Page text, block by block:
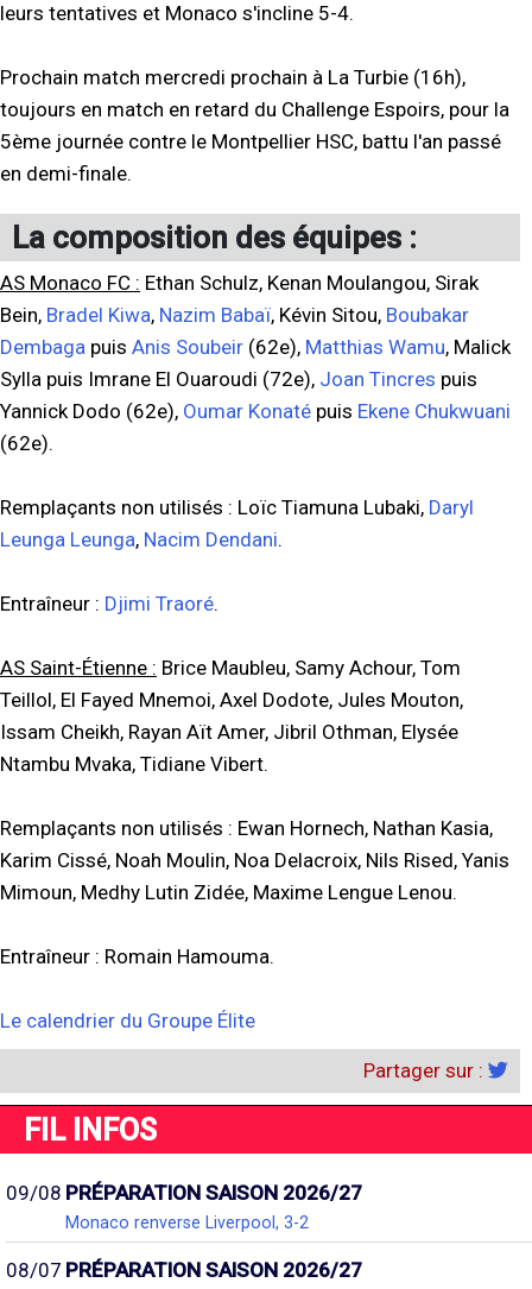
leurs tentatives et Monaco s'incline 5-4.
Prochain match mercredi prochain à La Turbie (16h),
toujours en match en retard du Challenge Espoirs, pour la
5ème journée contre le Montpellier HSC, battu l'an passé
en demi-finale.
La composition des équipes :
AS Monaco FC : Ethan Schulz, Kenan Moulangou, Sirak
Bein, Bradel Kiwa, Nazim Babaï, Kévin Sitou, Boubakar
Dembaga puis Anis Soubeir (62e), Matthias Wamu, Malick
Sylla puis Imrane El Ouaroudi (72e), Joan Tincres puis
Yannick Dodo (62e), Oumar Konaté puis Ekene Chukwuani
(62e).
Remplaçants non utilisés : Loïc Tiamuna Lubaki, Daryl
Leunga Leunga, Nacim Dendani.
Entraîneur : Djimi Traoré.
AS Saint-Étienne : Brice Maubleu, Samy Achour, Tom
Teillol, El Fayed Mnemoi, Axel Dodote, Jules Mouton,
Issam Cheikh, Rayan Aït Amer, Jibril Othman, Elysée
Ntambu Mvaka, Tidiane Vibert.
Remplaçants non utilisés : Ewan Hornech, Nathan Kasia,
Karim Cissé, Noah Moulin, Noa Delacroix, Nils Rised, Yanis
Mimoun, Medhy Lutin Zidée, Maxime Lengue Lenou.
Entraîneur : Romain Hamouma.
Le calendrier du Groupe Élite
Partager sur :
FIL INFOS
09/08 PRÉPARATION SAISON 2026/27
Monaco renverse Liverpool, 3-2
08/07 PRÉPARATION SAISON 2026/27